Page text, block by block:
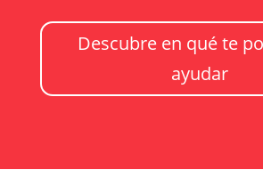
Descubre en qué te
ayudar